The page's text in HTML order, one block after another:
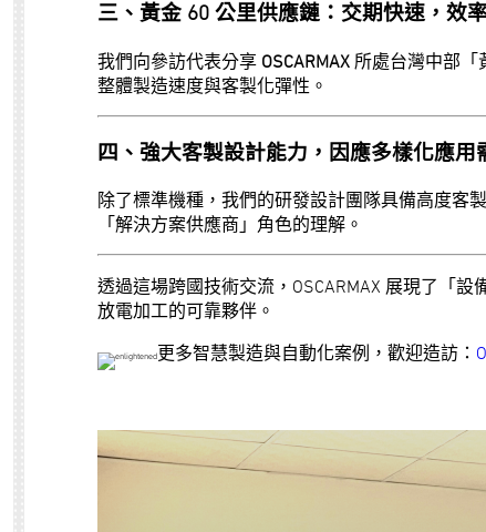
三、黃金 60 公里供應鏈：交期快速，效
我們向參訪代表分享 OSCARMAX 所處台灣中部「
整體製造速度與客製化彈性。
四、強大客製設計能力，因應多樣化應用
除了標準機種，我們的研發設計團隊具備高度客
「解決方案供應商」角色的理解。
透過這場跨國技術交流，OSCARMAX 展現了「
放電加工的可靠夥伴。
更多智慧製造與自動化案例，歡迎造訪：